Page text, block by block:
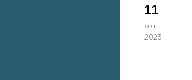
11
окт
2023